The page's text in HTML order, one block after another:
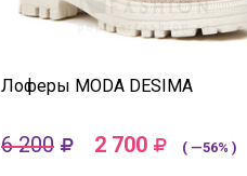
Лоферы MODA DESIMA
6 200 2 700 ( —56% )